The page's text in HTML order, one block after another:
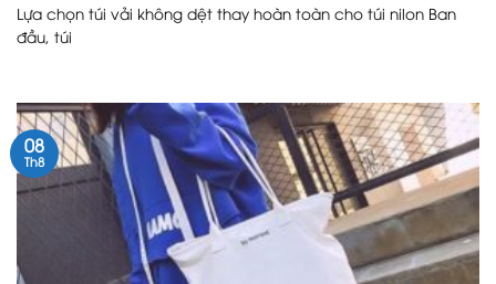
Lựa chọn túi vải không dệt thay hoàn toàn cho túi nilon Ban
đầu, túi
08
Th8